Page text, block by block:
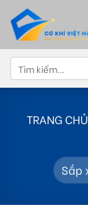
content
Tìm
kiếm:
TRANG CHỦ